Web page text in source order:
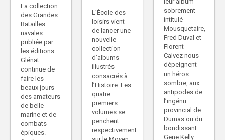
La collection
des Grandes
Batailles
navales
publiée par
les éditions
Glénat
continue de
faire les
beaux jours
des amateurs
de belle
marine et de
combats
épiques.
L’École des
loisirs vient
de lancer une
nouvelle
collection
d’albums
illustrés
consacrés à
l’Histoire. Les
quatre
premiers
volumes se
penchent
respectivement
sobrement
intitulé
Mousquetaire,
Fred Duval et
Florent
Calvez nous
dépeignent
un héros
sombre, aux
antipodes de
l’ingénu
provincial de
Dumas ou du
bondissant
Gene Kelly